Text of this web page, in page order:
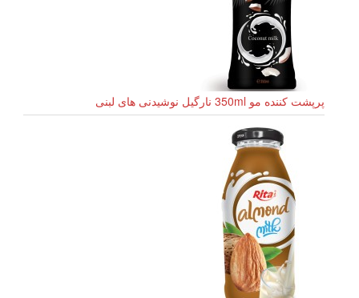
پرپشت کننده مو 350ml نارگیل نوشیدنی های لبنی